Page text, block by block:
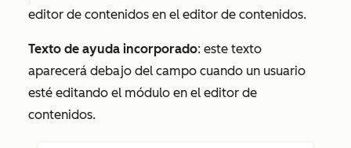
editor de contenidos en el editor de contenidos.
Texto de ayuda incorporado: este texto
aparecerá debajo del campo cuando un usuario
esté editando el módulo en el editor de
contenidos.